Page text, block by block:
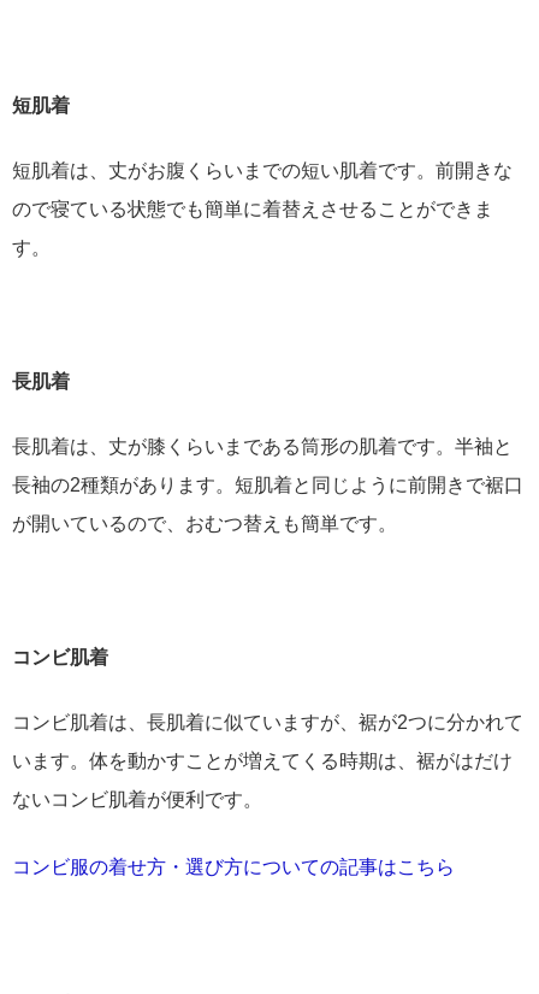
短肌着
短肌着は、丈がお腹くらいまでの短い肌着です。前開きな
ので寝ている状態でも簡単に着替えさせることができま
す。
長肌着
長肌着は、丈が膝くらいまである筒形の肌着です。半袖と
長袖の2種類があります。短肌着と同じように前開きで裾口
が開いているので、おむつ替えも簡単です。
コンビ肌着
コンビ肌着は、長肌着に似ていますが、裾が2つに分かれて
います。体を動かすことが増えてくる時期は、裾がはだけ
ないコンビ肌着が便利です。
コンビ服の着せ方・選び方についての記事はこちら